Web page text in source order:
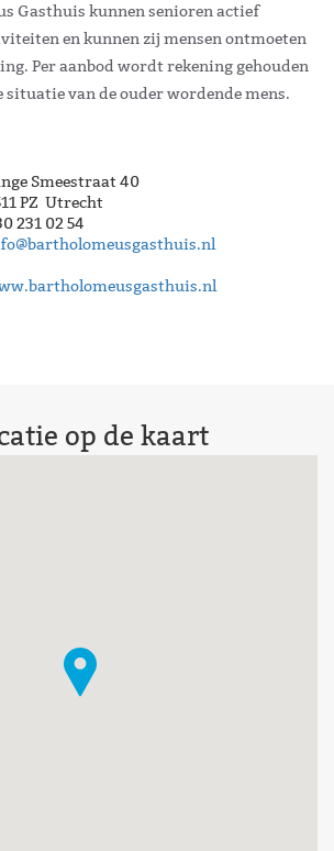
Gasthuis kunnen senioren actief
en kunnen zij mensen ontmoeten
Per aanbod wordt rekening gehouden
situatie van de ouder wordende mens.
Smeestraat 40
PZ Utrecht
231 02 54
op de kaart